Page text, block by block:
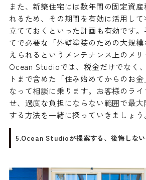
また、新築住宅には数年間の固定資
れるため、その期間を有効に活用し
立てておくといった計画も有効です
てで必要な「外壁塗装のための大規
えられるというメンテナンス上のメリ
Ocean Studioでは、税金だけでなく
トまで含めた「住み始めてからのお
なって相談に乗ります。お客様のラ
せ、過度な負担にならない範囲で最
する方法を一緒に探っていきましょう。
5.Ocean Studioが提案する、後悔しない